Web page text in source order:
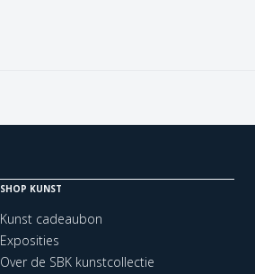
SHOP KUNST
Kunst cadeaubon
Exposities
Over de SBK kunstcollectie